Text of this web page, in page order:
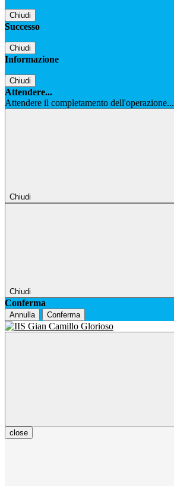
Chiudi
Successo
Chiudi
Informazione
Chiudi
Attendere...
Attendere il completamento dell'operazione...
Chiudi
Chiudi
Conferma
Annulla Conferma
close